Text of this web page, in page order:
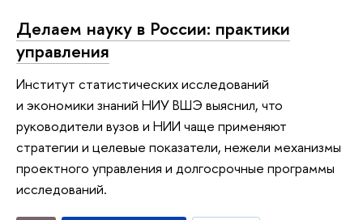
Делаем науку в России: практики
управления
Институт статистических исследований
и экономики знаний НИУ ВШЭ выяснил, что
руководители вузов и НИИ чаще применяют
стратегии и целевые показатели, нежели механизмы
проектного управления и долгосрочные программы
исследований.